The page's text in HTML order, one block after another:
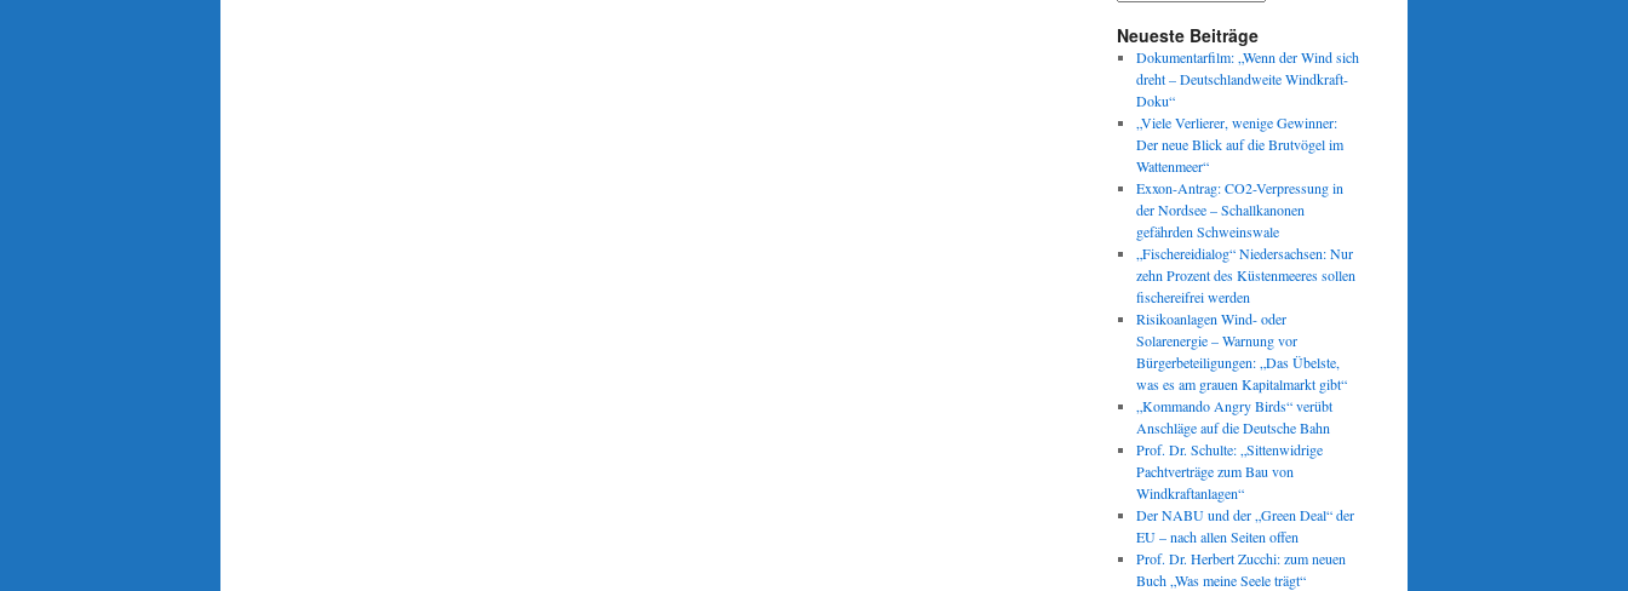
Neueste Beiträge
Dokumentarfilm: „Wenn der Wind sich
dreht – Deutschlandweite Windkraft-
Doku“
„Viele Verlierer, wenige Gewinner:
Der neue Blick auf die Brutvögel im
Wattenmeer“
Exxon-Antrag: CO2-Verpressung in
der Nordsee – Schallkanonen
gefährden Schweinswale
„Fischereidialog“ Niedersachsen: Nur
zehn Prozent des Küstenmeeres sollen
fischereifrei werden
Risikoanlagen Wind- oder
Solarenergie – Warnung vor
Bürgerbeteiligungen: „Das Übelste,
was es am grauen Kapitalmarkt gibt“
„Kommando Angry Birds“ verübt
Anschläge auf die Deutsche Bahn
Prof. Dr. Schulte: „Sittenwidrige
Pachtverträge zum Bau von
Windkraftanlagen“
Der NABU und der „Green Deal“ der
EU – nach allen Seiten offen
Prof. Dr. Herbert Zucchi: zum neuen
Buch „Was meine Seele trägt“